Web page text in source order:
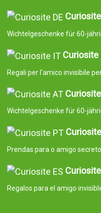
Wichtelgeschenke für 60-
Curiosite
Regali per l'amico invisibile
Wichtelgeschenke für 60-
Prendas para o amigo
Regalos para el amigo